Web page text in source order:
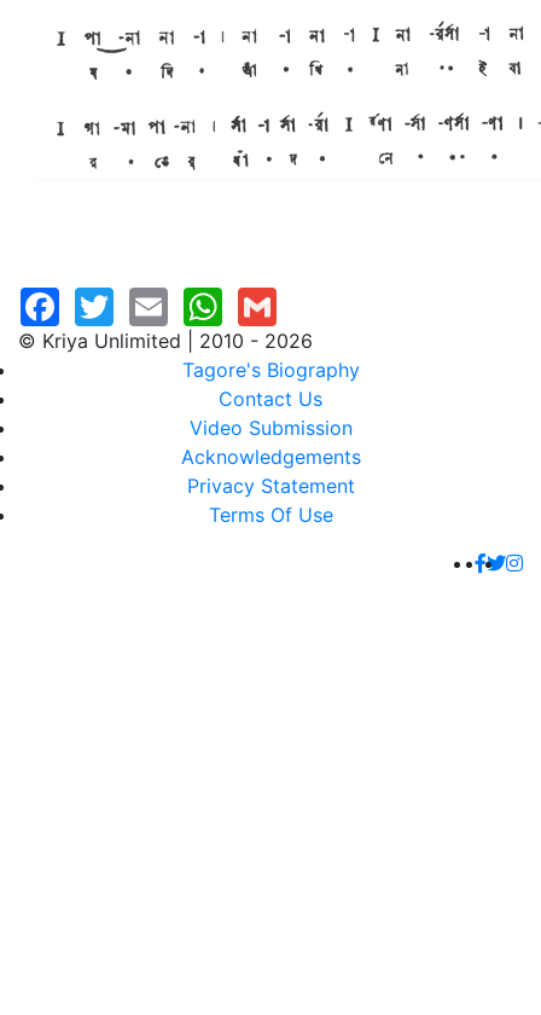
© Kriya Unlimited | 2010 - 2026
Tagore's Biography
Contact Us
Video Submission
Acknowledgements
Privacy Statement
Terms Of Use